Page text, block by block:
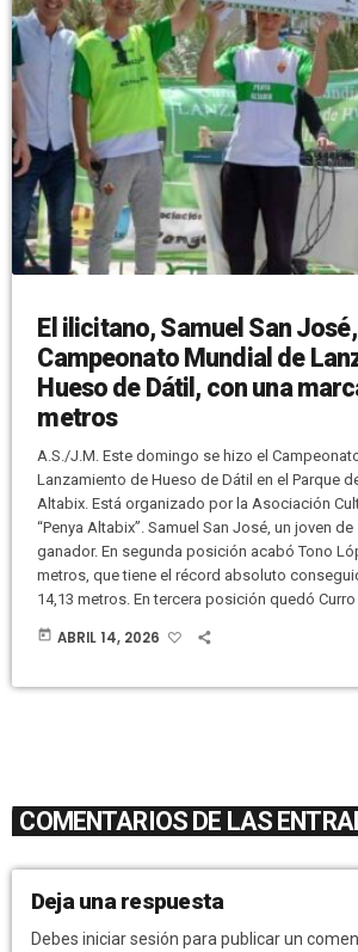
El ilicitano, Samuel San José,
Campeonato Mundial de
Hueso de Dátil, con una
metros
A.S./J.M. Este domingo se hizo el
Lanzamiento de Hueso de Dátil en el Parque
Altabix. Está organizado por la Asociación
“Penya Altabix”. Samuel San José, un joven de
ganador. En segunda posición acabó Tono
metros, que tiene el récord absoluto
14,13 metros. En tercera posición quedó Curro
today ABRIL 14, 2026
COMENTARIOS DE LAS
Deja una respuesta
Debes iniciar sesión para publicar un